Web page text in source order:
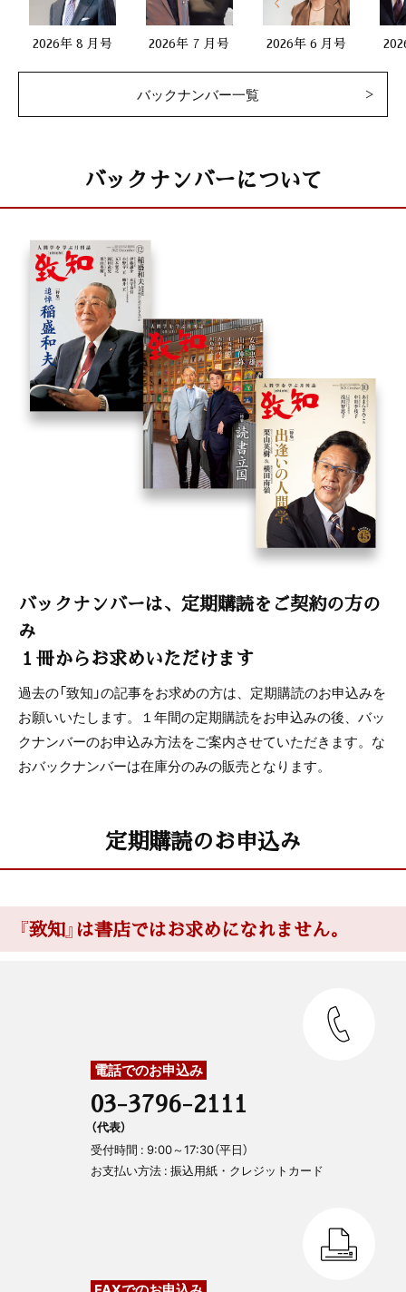
2026年 8 月号 2026年 7 月号 2026年 6 月号
バックナンバー一覧
バックナンバーについて
バックナンバーは、定期購読をご契約の方の
み
１冊からお求めいただけます
過去の「致知」の記事をお求めの方は、定期購読のお申込みを
お願いいたします。１年間の定期購読をお申込みの後、バッ
クナンバーのお申込み方法をご案内させていただきます。な
おバックナンバーは在庫分のみの販売となります。
定期購読のお申込み
『致知』は書店ではお求めになれません。
電話でのお申込み
03-3796-2111
（代表）
受付時間 : 9:00～17:30（平日）
お支払い方法 : 振込用紙・クレジットカード